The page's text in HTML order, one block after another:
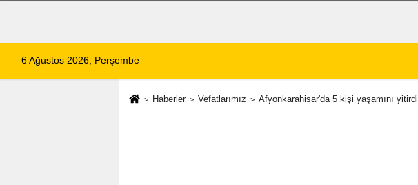
6 Ağustos 2026, Perşembe
Haberler Vefatlarımız Afyonkarahisar'da 5 kişi yaşamını yitirdi